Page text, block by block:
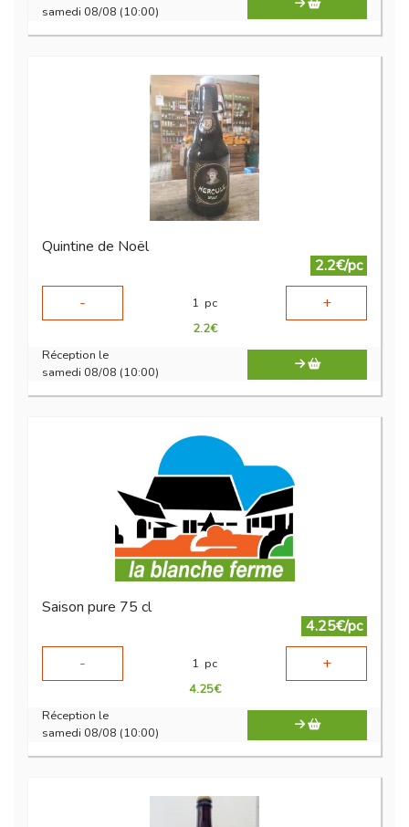
samedi 08/08 (10:00)
Quintine de Noël
2.2€/pc
-
1 pc +
2.2€
Réception le
samedi 08/08 (10:00)
Saison pure 75 cl
4.25€/pc
-
1 pc +
4.25€
Réception le
samedi 08/08 (10:00)